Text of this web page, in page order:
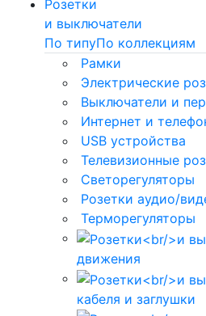
Розетки
и выключатели
По типуПо коллекциям
Рамки
Электрические
Выключатели и
Интернет и
USB устройства
Телевизионные
Светорегуляторы
Розетки аудио/
Терморегуляторы
движения
кабеля и заглушки